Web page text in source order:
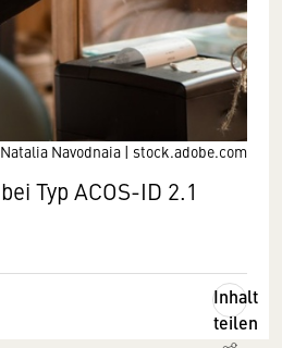
Navodnaia | stock.adobe.com
Typ ACOS-ID 2.1
Inhalt
teilen